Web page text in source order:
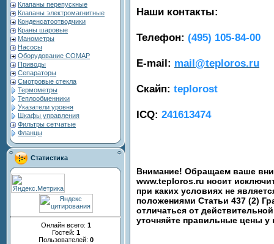
Клапаны перепускные
Клапаны электромагнитные
Конденсатоотводчики
Краны шаровые
Манометры
Насосы
Оборудование COMAP
Приводы
Сепараторы
Смотровые стекла
Термометры
Теплообменники
Указатели уровня
Шкафы управления
Фильтры сетчатые
Фланцы
Статистика
Онлайн всего: 1
Гостей: 1
Пользователей: 0
Наши контакты:
Телефон: (495) 105-84-00
E-mail: mail@teploros.ru
Скайп: teplorost
ICQ: 241613474
Внимание! Обращаем ваше
www.teploros.ru носит
при каких условиях не
положениями Статьи 437 (2)
отличаться от
уточняйте правильные цены